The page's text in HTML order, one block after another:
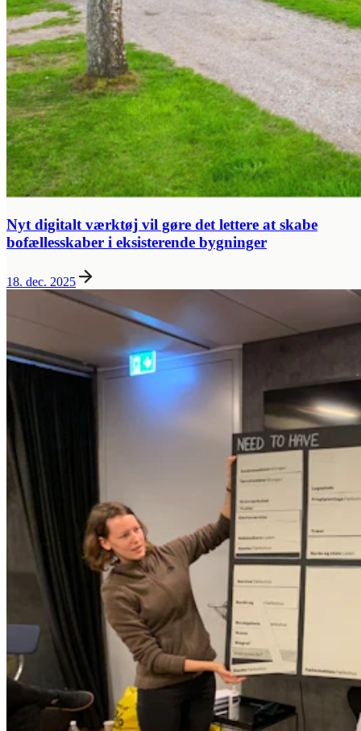
Nyt digitalt værktøj vil gøre det lettere at skabe
bofællesskaber i eksisterende bygninger
18. dec. 2025